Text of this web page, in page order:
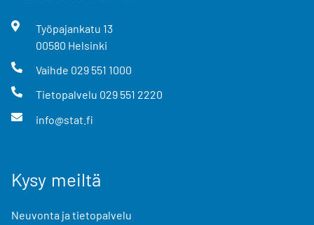
Työpajankatu 13
00580 Helsinki
Vaihde 029 551 1000
Tietopalvelu 029 551 2220
info@stat.fi
Kysy meiltä
Neuvonta ja tietopalvelu